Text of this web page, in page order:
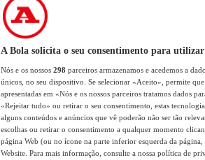
A Bola solicita o seu consentimento para utilizar
Nós e os nossos 298 parceiros armazenamos e acedemos a
únicos, no seu dispositivo. Se selecionar «Aceito», permite
apresentadas em «Nós e os nossos parceiros tratamos dados
«Rejeitar tudo» ou retirar o seu consentimento, estas
alguns conteúdos e anúncios que vê poderão não ser tão
escolhas ou retirar o consentimento a qualquer momento
página Web (ou no ícone na parte inferior esquerda da página,
Website. Para mais informação, consulte a nossa política de